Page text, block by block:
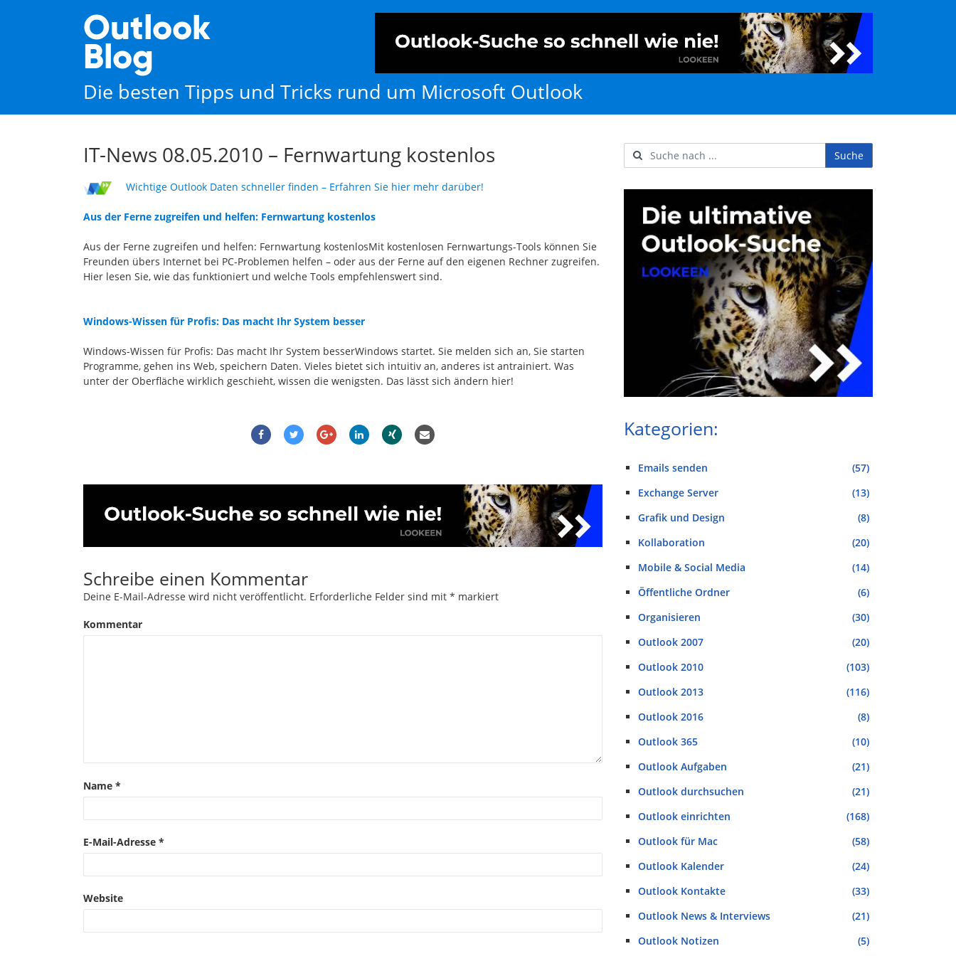
Outlook
Blog
Die besten Tipps und Tricks rund um Microsoft Outlook
IT-News 08.05.2010 – Fernwartung kostenlos
Wichtige Outlook Daten schneller finden – Erfahren Sie hier mehr darüber!
Aus der Ferne zugreifen und helfen: Fernwartung kostenlos
Aus der Ferne zugreifen und helfen: Fernwartung kostenlosMit kostenlosen Fernwartungs-Tools können Sie
Freunden übers Internet bei PC-Problemen helfen – oder aus der Ferne auf den eigenen Rechner zugreifen.
Hier lesen Sie, wie das funktioniert und welche Tools empfehlenswert sind.
Windows-Wissen für Profis: Das macht Ihr System besser
Windows-Wissen für Profis: Das macht Ihr System besserWindows startet. Sie melden sich an, Sie starten
Programme, gehen ins Web, speichern Daten. Vieles bietet sich intuitiv an, anderes ist antrainiert. Was
unter der Oberfläche wirklich geschieht, wissen die wenigsten. Das lässt sich ändern hier!
Schreibe einen Kommentar
Deine E-Mail-Adresse wird nicht veröffentlicht. Erforderliche Felder sind mit * markiert
Kommentar
Name *
E-Mail-Adresse *
Website
Username
Suche
Kategorien:
Emails senden
(57)
Exchange Server
(13)
Grafik und Design
(8)
Kollaboration
(20)
Mobile & Social Media
(14)
Öffentliche Ordner
(6)
Organisieren
(30)
Outlook 2007
(20)
Outlook 2010
(103)
Outlook 2013
(116)
Outlook 2016
(8)
Outlook 365
(10)
Outlook Aufgaben
(21)
Outlook durchsuchen
(21)
Outlook einrichten
(168)
Outlook für Mac
(58)
Outlook Kalender
(24)
Outlook Kontakte
(33)
Outlook News & Interviews
(21)
Outlook Notizen
(5)